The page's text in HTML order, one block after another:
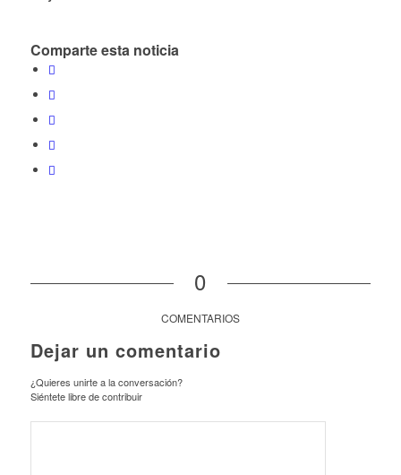
Comparte esta noticia
0
COMENTARIOS
Dejar un comentario
¿Quieres unirte a la conversación?
Siéntete libre de contribuir